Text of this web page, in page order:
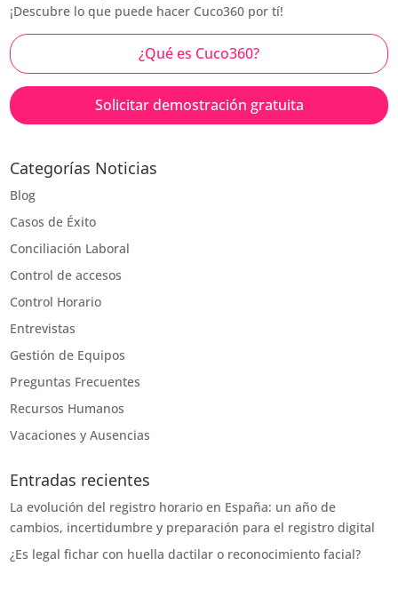
¡Descubre lo que puede hacer Cuco360 por tí!
¿Qué es Cuco360?
Solicitar demostración gratuita
Categorías Noticias
Blog
Casos de Éxito
Conciliación Laboral
Control de accesos
Control Horario
Entrevistas
Gestión de Equipos
Preguntas Frecuentes
Recursos Humanos
Vacaciones y Ausencias
Entradas recientes
La evolución del registro horario en España: un año de
cambios, incertidumbre y preparación para el registro digital
¿Es legal fichar con huella dactilar o reconocimiento facial?